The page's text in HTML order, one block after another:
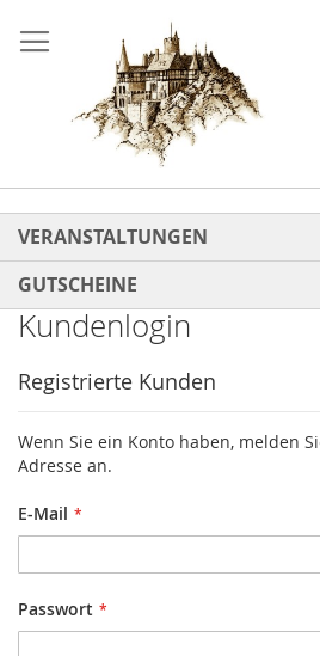
zum
Inhalt
VERANSTALTUNGEN
GUTSCHEINE
Kundenlogin
Registrierte Kunden
Wenn Sie ein Konto haben, melden
Adresse an.
E-Mail
Passwort